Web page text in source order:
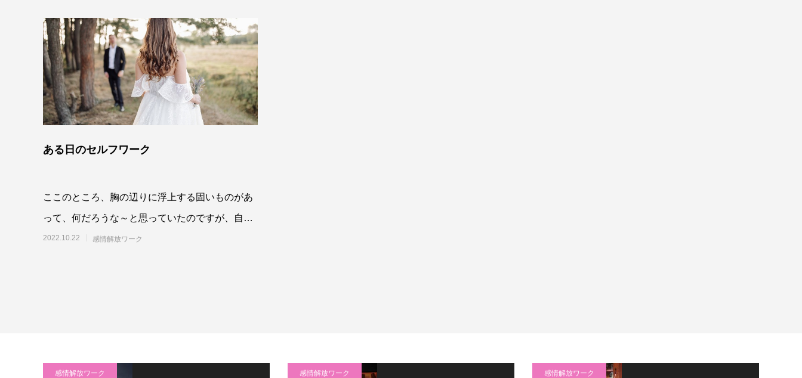
ある日のセルフワーク
ここのところ、胸の辺りに浮上する固いものがあ
って、何だろうな～と思っていたのですが、自分
が今の段階でまだ逃げているものって何だろう？
2022.10.22 感情解放ワーク
感情解放ワーク 感情解放ワーク 感情解放ワーク